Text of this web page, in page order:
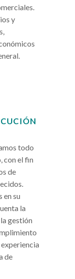
y
todo
con el fin
de
en su
la
gestión
de